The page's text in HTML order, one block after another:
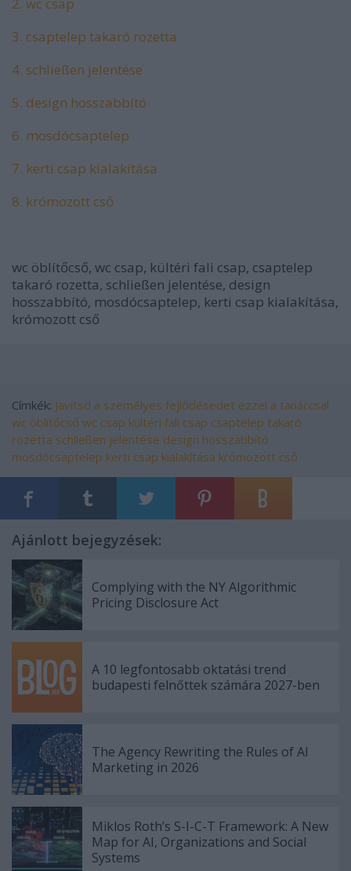
3. csaptelep takaró rozetta
4. schließen jelentése
5. design hosszabbító
6. mosdócsaptelep
7. kerti csap kialakítása
8. krómozott cső
wc öblítőcső, wc csap, kültéri fali csap, csaptelep
takaró rozetta, schließen jelentése, design
hosszabbító, mosdócsaptelep, kerti csap kialakítása,
krómozott cső
Címkék: Javítsd a személyes fejlődésedet ezzel a tanáccsal
wc öblítőcső wc csap kültéri fali csap csaptelep takaró
rozetta schließen jelentése design hosszabbító
mosdócsaptelep kerti csap kialakítása krómozott cső
Ajánlott bejegyzések:
Complying with the NY Algorithmic
Pricing Disclosure Act
A 10 legfontosabb oktatási trend
budapesti felnőttek számára 2027-ben
The Agency Rewriting the Rules of AI
Marketing in 2026
Miklos Roth’s S-I-C-T Framework: A New
Map for AI, Organizations and Social
Systems